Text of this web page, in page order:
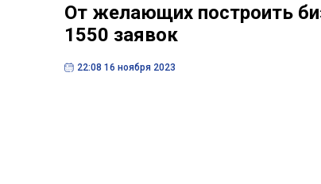
От желающих построить
1550 заявок
22:08 16 ноября 2023